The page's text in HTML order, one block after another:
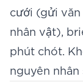
cưới (gửi
nhân vật),
phút chót.
nguyên nhân